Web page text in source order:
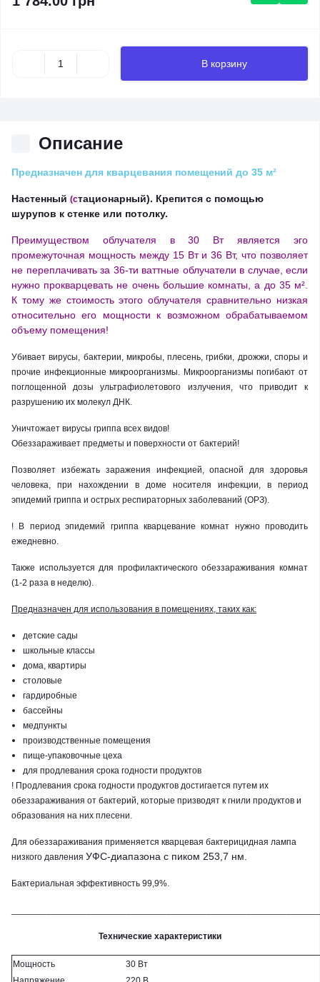
В корзину
Описание
Предназначен для кварцевания помещений до 35 м²
Настенный (стационарный). Крепится с помощью
шурупов к стенке или потолку.
Преимуществом облучателя в 30 Вт является эго
промежуточная мощность между 15 Вт и 36 Вт, что позволяет
не переплачивать за 36-ти ваттные облучатели в случае, если
нужно прокварцевать не очень большие комнаты, а до 35 м².
К тому же стоимость этого облучателя сравнительно низкая
относительно его мощности к возможном обрабатываемом
объему помещения!
Убивает вирусы, бактерии,микробы,плесень, грибки, дрожжи, споры и
прочие инфекционные микроорганизмы. Микроорганизмы погибают от
поглощенной дозы ультрафиолетового излучения, что приводит к
разрушению их молекул ДНК.
Уничтожает вирусы гриппа всех видов!
Обеззараживает предметы и поверхности от бактерий!
Позволяет избежать заражения инфекцией, опасной для здоровья
человека, при нахождении в доме носителя инфекции, в период
эпидемий гриппа и острых респираторных заболеваний (ОРЗ).
! В период эпидемий гриппа кварцевание комнат нужно проводить
ежедневно.
Также используется для профилактического обеззараживания комнат
(1-2 раза в неделю).
Предназначен для использования в помещениях, таких как:
детские сады
школьные классы
дома, квартиры
столовые
гардиробные
бассейны
медпункты
производственные помещения
пище-упаковочные цеха
для продлевания срока годности продуктов
! Продлевания срока годности продуктов достигается путем их
обеззараживания от бактерий, которые призводят к гнили продуктов и
образования на них плесени.
Для обеззараживания применяется кварцевая бактерицидная лампа
низкого давления УФС-диапазона с пиком 253,7 нм
Бактериальная эффективность 99,9%.
Технические характеристики
Мощность
30 Вт